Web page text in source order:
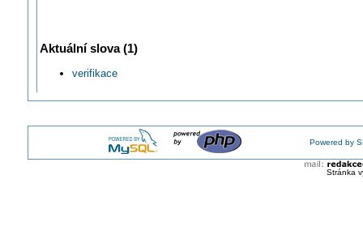
Aktuální slova (1)
verifikace
Powered by
Stránka